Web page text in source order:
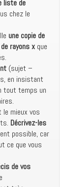
liste de
chez le
une copie de
rayons x que
(sujet –
en insistant
tout temps un
le mieux vos
Décrivez-les
possible, car
ce que vous
de vos